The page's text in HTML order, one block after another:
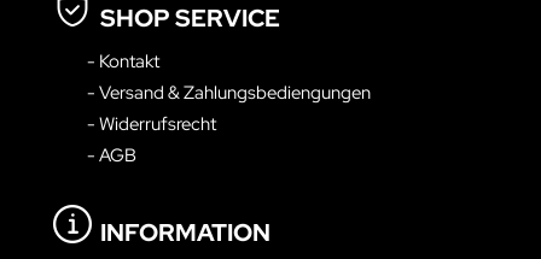
SHOP SERVICE
- Kontakt
- Versand & Zahlungsbediengungen
- Widerrufsrecht
- AGB
INFORMATION